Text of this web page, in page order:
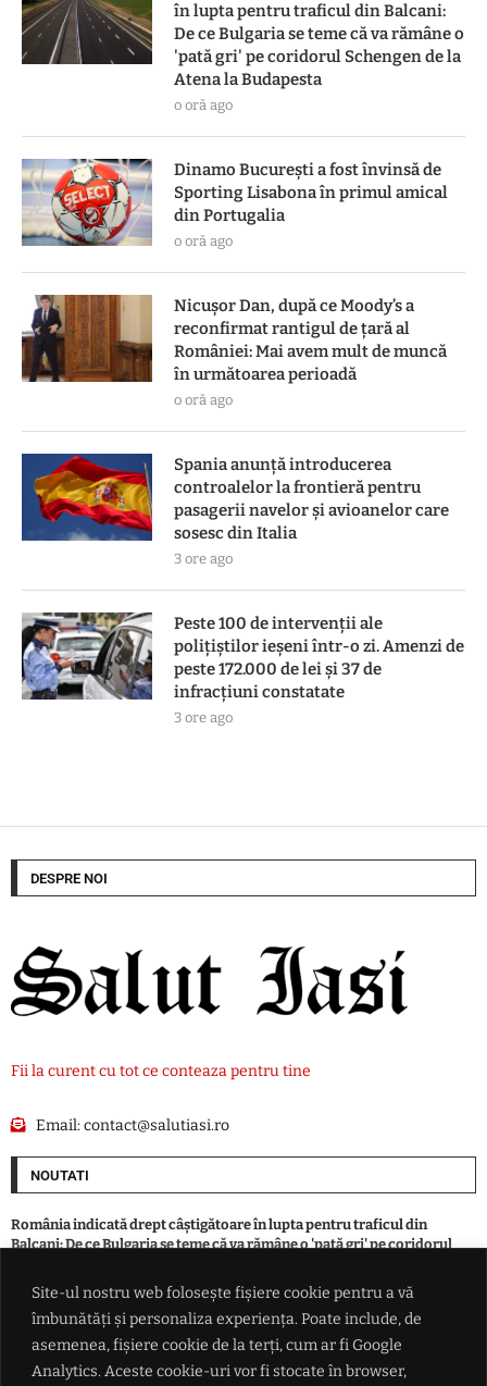
Site-ul nostru web folosește fișiere cookie pentru a vă
îmbunătăți și personaliza experiența. Poate include, de
asemenea, fișiere cookie de la terți, cum ar fi Google
Analytics. Aceste cookie-uri vor fi stocate în browser,
în lupta pentru traficul din Balcani:
De ce Bulgaria se teme că va rămâne o
'pată gri' pe coridorul Schengen de la
Atena la Budapesta
o oră ago
Dinamo București a fost învinsă de
Sporting Lisabona în primul amical
din Portugalia
o oră ago
Nicușor Dan, după ce Moody’s a
reconfirmat rantigul de țară al
României: Mai avem mult de muncă
în următoarea perioadă
o oră ago
Spania anunță introducerea
controalelor la frontieră pentru
pasagerii navelor și avioanelor care
sosesc din Italia
3 ore ago
Peste 100 de intervenții ale
polițiștilor ieșeni într-o zi. Amenzi de
peste 172.000 de lei și 37 de
infracțiuni constatate
3 ore ago
DESPRE NOI
Fii la curent cu tot ce conteaza pentru tine
Email:contact@salutiasi.ro
NOUTATI
România indicată drept câștigătoare în lupta pentru traficul din
Balcani: De ce Bulgaria se teme că va rămâne o 'pată gri' pe coridorul
Dinamo București a fost învinsă de Sporting Lisabona în primul amical
din Portugalia